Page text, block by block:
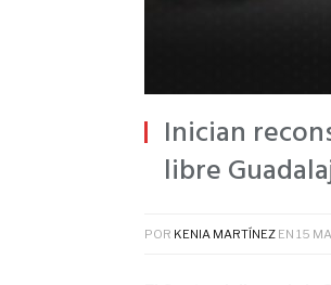
Inician
libre
POR KENIA MARTÍNEZ EN 15